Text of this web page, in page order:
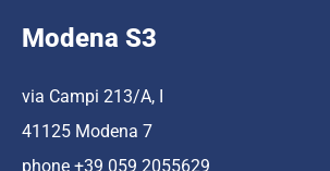
Modena S3
via Campi 213/A, I
41125 Modena 7
phone +39 059 2055629